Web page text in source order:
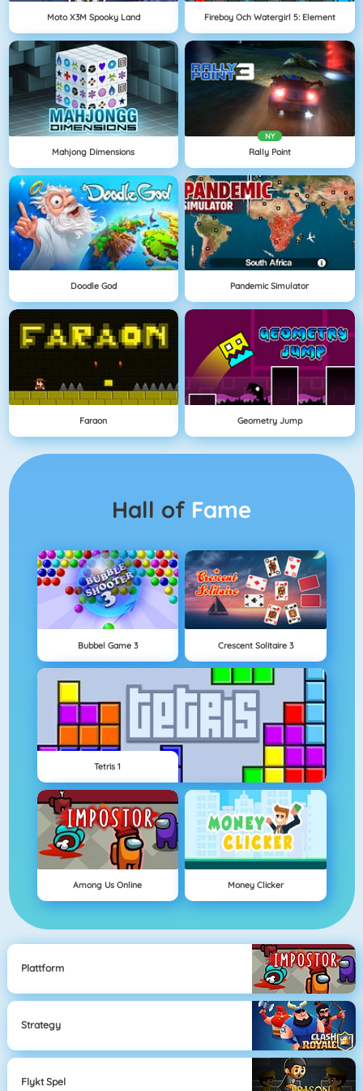
Moto X3M Spooky Land Fireboy Och Watergirl 5: Element
Mahjong Dimensions
NY
Rally Point
Doodle God Pandemic Simulator
Faraon Geometry Jump
Hall of Fame
Bubbel Game 3 Crescent Solitaire 3
Tetris 1
Among Us Online Money Clicker
Plattform
Strategy
Flykt Spel